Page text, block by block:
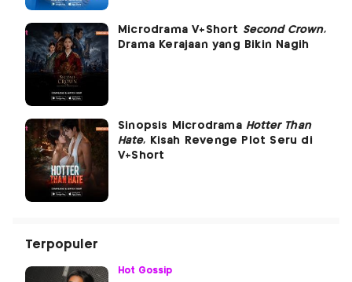
Microdrama V+Short Second Crown,
Drama Kerajaan yang Bikin Nagih
Sinopsis Microdrama Hotter Than
Hate, Kisah Revenge Plot Seru di
V+Short
Terpopuler
Hot Gossip